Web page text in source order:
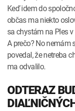
Keď idem do
občas ma niekto
sa chystám na Ples
A prečo? No nemám
povedal, že netreba
ma odvalilo.
ODTERAZ